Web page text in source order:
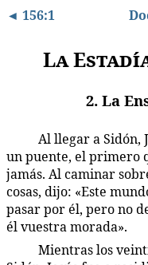
◄ 156:1
La
2. La
Al llegar a Sidón,
un puente, el primero
jamás. Al caminar
cosas, dijo: «Este
pasar por él, pero no
él vuestra morada».
Mientras los